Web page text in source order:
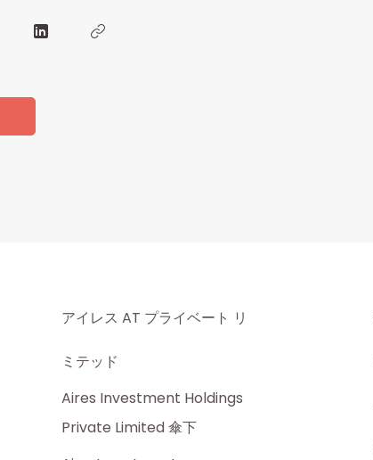
アイレス AT プライベート リ
ミテッド
Aires Investment Holdings
Private Limited 傘下